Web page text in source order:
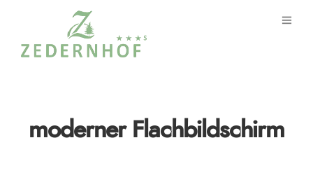
moderner Flachbildschirm